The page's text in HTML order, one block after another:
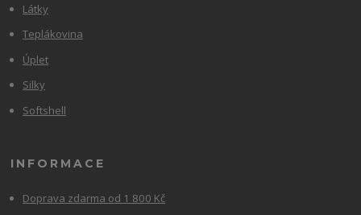
Látky
Teplákovina
Úplet
Silky
Softshell
INFORMACE
Doprava zdarma od 1 800 Kč